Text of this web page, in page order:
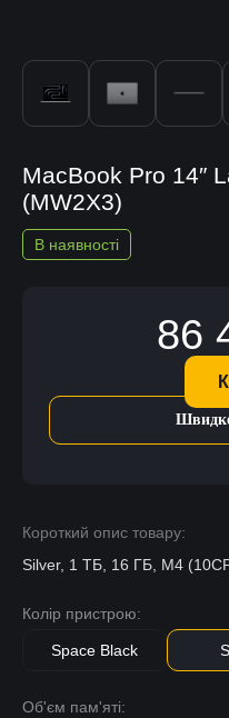
MacBook Pro 14″
(MW2X3)
В наявності
Короткий опис товару:
Silver, 1 ТБ, 16 ГБ, M4
Колір пристрою:
Space Black
Об'єм пам'яті:
86